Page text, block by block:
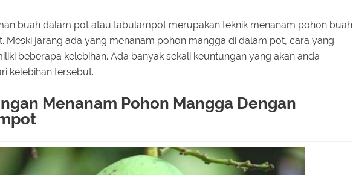
buah dalam pot atau tabulampot merupakan teknik menanam pohon buah
Meski jarang ada yang menanam pohon mangga di dalam pot, cara yang
beberapa kelebihan. Ada banyak sekali keuntungan yang akan anda
kelebihan tersebut.
Menanam Pohon Mangga Dengan